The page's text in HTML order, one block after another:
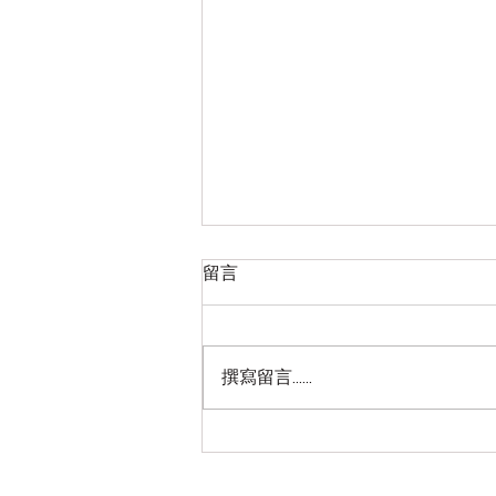
2026八月 简易的零星整理以
研读笔记（1） 第四十章、第四十
一章、第四十二章、第四十三章、
留言
撰寫留言......